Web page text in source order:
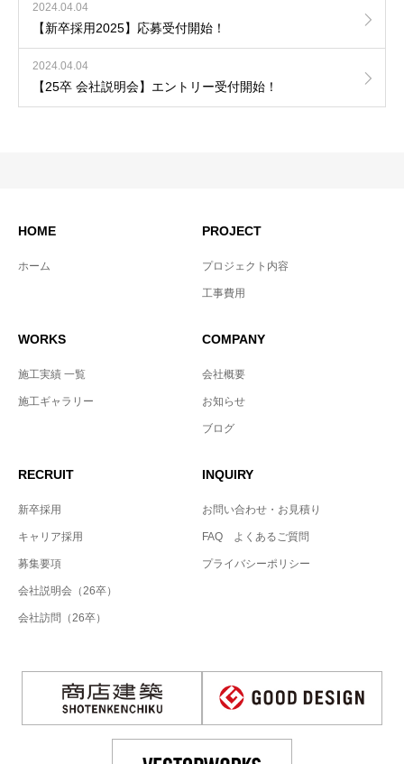
2024.04.04
【新卒採用2025】応募受付開始！
2024.04.04
【25卒 会社説明会】エントリー受付開始！
HOME
ホーム
PROJECT
プロジェクト内容
工事費用
WORKS
施工実績 一覧
施工ギャラリー
COMPANY
会社概要
お知らせ
ブログ
RECRUIT
新卒採用
キャリア採用
募集要項
会社説明会（26卒）
会社訪問（26卒）
INQUIRY
お問い合わせ・お見積り
FAQ よくあるご質問
プライバシーポリシー